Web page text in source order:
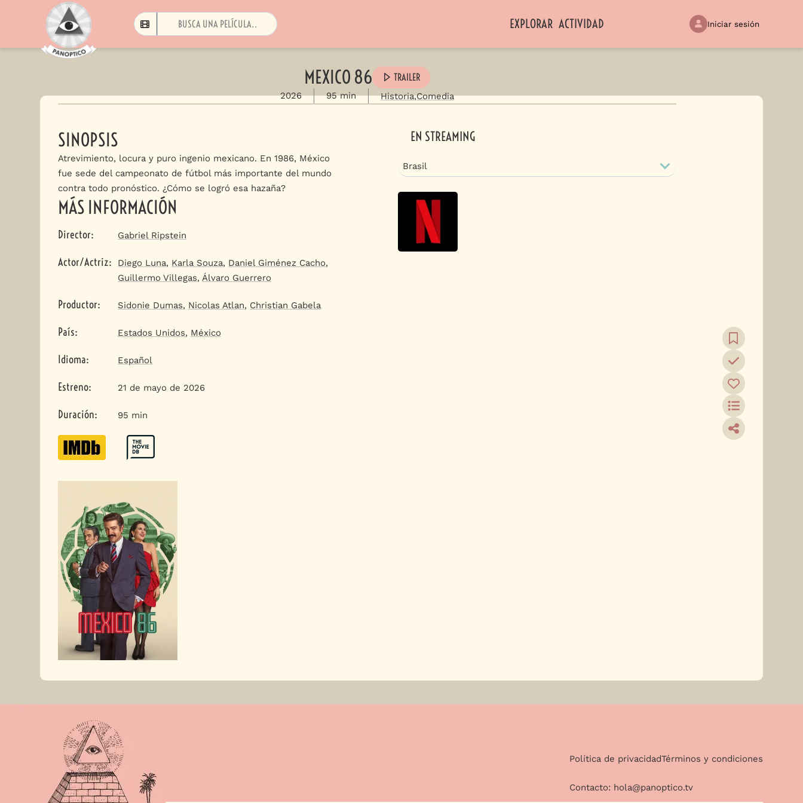
EXPLORAR ACTIVIDAD Iniciar sesión
MEXICO 86 TRAILER
2026 95 min Historia Comedia
SINOPSIS
Atrevimiento, locura y puro ingenio mexicano. En 1986, México
fue sede del campeonato de fútbol más importante del mundo
contra todo pronóstico. ¿Cómo se logró esa hazaña?
MÁS INFORMACIÓN
Director: Gabriel Ripstein
Actor/Actriz: Diego Luna, Karla Souza, Daniel Giménez Cacho,
Guillermo Villegas,Álvaro Guerrero
Productor: Sidonie Dumas, Nicolas Atlan, Christian Gabela
País: Estados Unidos, México
Idioma: Español
Estreno: 21 de mayo de 2026
Duración: 95 min
EN STREAMING
Brasil
Política de privacidadTérminos y condiciones
Contacto: hola@panoptico.tv